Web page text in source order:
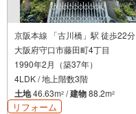
京阪本線 「古川橋」駅 徒歩22分
大阪府守口市藤田町4丁目
1990年2月（築37年）
4LDK / 地上階数3階
土地46.63m2 /建物88.2m2
リフォーム